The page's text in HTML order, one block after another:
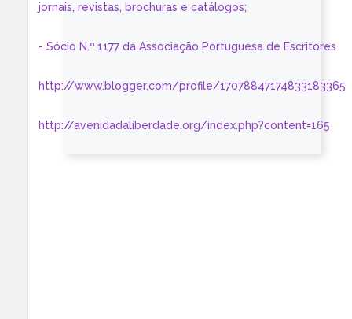
jornais, revistas, brochuras e catálogos;
- Sócio N.º 1177 da Associação Portuguesa de Escritores
http://www.blogger.com/profile/17078847174833183365
http://avenidadaliberdade.org/index.php?content=165